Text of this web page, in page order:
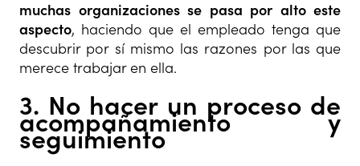
muchas organizaciones se pasa por alto este
aspecto, haciendo que el empleado tenga que
descubrir por sí mismo las razones por las que
merece trabajar en ella.
3. No hacer un proceso de
acompañamiento y
seguimiento